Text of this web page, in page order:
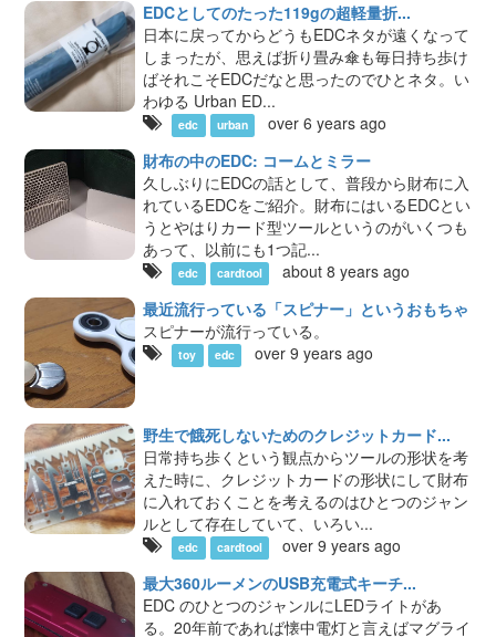
EDCとしてのたった119gの超軽量折...
日本に戻ってからどうもEDCネタが遠くなって
しまったが、思えば折り畳み傘も毎日持ち歩け
ばそれこそEDCだなと思ったのでひとネタ。い
わゆる Urban ED...
edc urban
over 6 years ago
財布の中のEDC: コームとミラー
久しぶりにEDCの話として、普段から財布に入
れているEDCをご紹介。財布にはいるEDCとい
うとやはりカード型ツールというのがいくつも
あって、以前にも1つ記...
edc cardtool
about 8 years ago
最近流行っている「スピナー」というおもちゃ
スピナーが流行っている。
toy edc over 9 years ago
野生で餓死しないためのクレジットカード...
日常持ち歩くという観点からツールの形状を考
えた時に、クレジットカードの形状にして財布
に入れておくことを考えるのはひとつのジャン
ルとして存在していて、いろい...
edc cardtool
over 9 years ago
最大360ルーメンのUSB充電式キーチ...
EDC のひとつのジャンルにLEDライトがあ
る。20年前であれば懐中電灯と言えばマグライ